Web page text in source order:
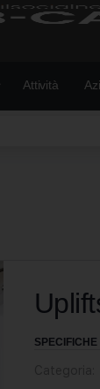
Attività
SPECIFICHE